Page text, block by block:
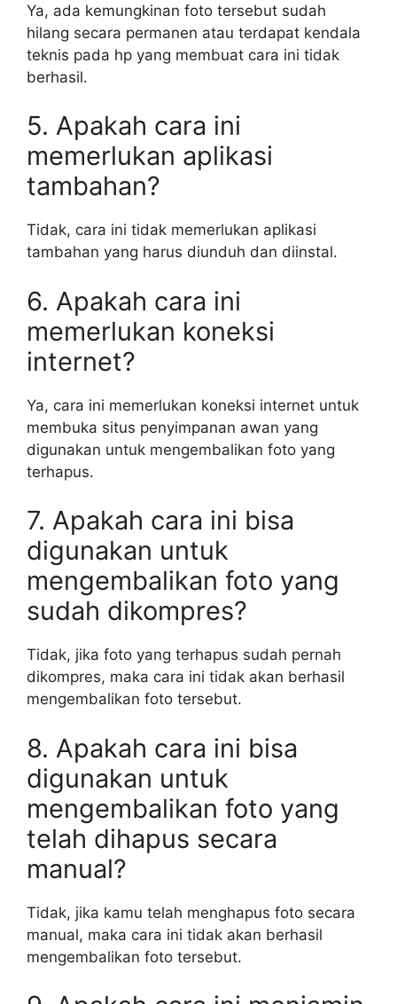
Ya, ada kemungkinan foto tersebut sudah
hilang secara permanen atau terdapat kendala
teknis pada hp yang membuat cara ini tidak
berhasil.
5. Apakah cara ini
memerlukan aplikasi
tambahan?
Tidak, cara ini tidak memerlukan aplikasi
tambahan yang harus diunduh dan diinstal.
6. Apakah cara ini
memerlukan koneksi
internet?
Ya, cara ini memerlukan koneksi internet untuk
membuka situs penyimpanan awan yang
digunakan untuk mengembalikan foto yang
terhapus.
7. Apakah cara ini bisa
digunakan untuk
mengembalikan foto yang
sudah dikompres?
Tidak, jika foto yang terhapus sudah pernah
dikompres, maka cara ini tidak akan berhasil
mengembalikan foto tersebut.
8. Apakah cara ini bisa
digunakan untuk
mengembalikan foto yang
telah dihapus secara
manual?
Tidak, jika kamu telah menghapus foto secara
manual, maka cara ini tidak akan berhasil
mengembalikan foto tersebut.